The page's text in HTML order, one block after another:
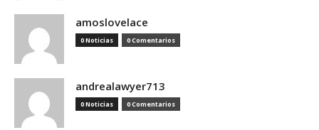
amoslovelace
0 Noticias 0 Comentarios
andrealawyer713
0 Noticias 0 Comentarios